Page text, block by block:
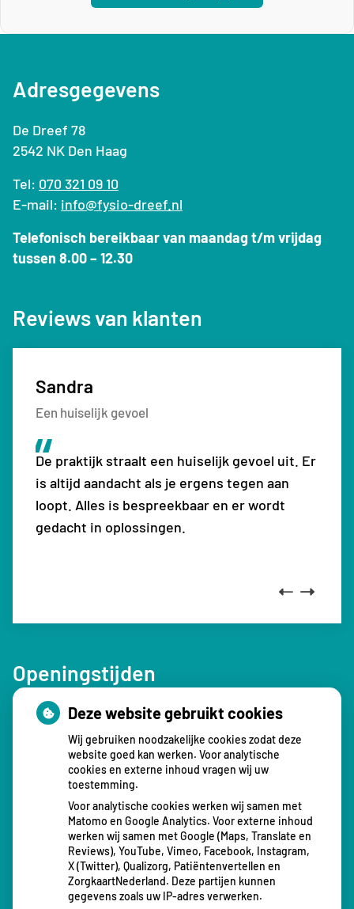
Adresgegevens
De Dreef 78
2542 NK Den Haag
Tel: 070 321 09 10
E-mail: info@fysio-dreef.nl
Telefonisch bereikbaar van maandag t/m vrijdag
tussen 8.00 – 12.30
Reviews van klanten
Sandra
Een huiselijk gevoel
De praktijk straalt een huiselijk gevoel uit. Er
is altijd aandacht als je ergens tegen aan
loopt. Alles is bespreekbaar en er wordt
gedacht in oplossingen.
Sven
Top fysiotherapiepraktijk
Top fysiotherapiepraktijk, kom hier al jaren.
Goede therapeuten en begeleiding
Monique
Zeer deskundig
Ze zijn zeer deskundig en dat mag en kan ik
zeggen. Ik heb genoeg fysiotherapeuten
gezien. Ik zal zeer zeker deze fysio praktijk
aanbevelen in mijn vriendenkring mijn
Nathalie
Fijne therapie
Het is heel leuke en fijne therapie met leuk
personeel en heel kundig.
Previous
Next
Openingstijden
Maandag: 08.00tot
- 12.30
13.00
tot
- 16.30
Dinsdag:
08.00tot
- 12.30
13.00tot
- 16.30
13.00tot
- 16.30
Donderdag:
08.00tot
- 12.30
13.00tot
- 17.30
08.00tot
- 12.30
13.00tot
- 16.30
Deze website gebruikt cookies
Wij gebruiken noodzakelijke cookies zodat deze
website goed kan werken. Voor analytische
cookies en externe inhoud vragen wij uw
toestemming.
Voor analytische cookies werken wij samen met
Matomo en Google Analytics. Voor externe inhoud
werken wij samen met Google (Maps, Translate en
Reviews), YouTube, Vimeo, Facebook, Instagram,
X (Twitter), Qualizorg, Patiëntenvertellen en
ZorgkaartNederland. Deze partijen kunnen
gegevens zoals uw IP-adres verwerken.